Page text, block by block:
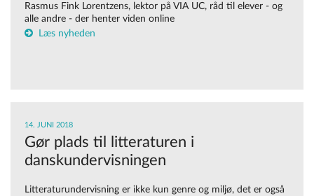
Rasmus Fink Lorentzens, lektor på VIA UC, råd til elever - og
alle andre - der henter viden online
Læs nyheden
14. JUNI 2018
Gør plads til litteraturen i
danskundervisningen
Litteraturundervisning er ikke kun genre og miljø, det er også